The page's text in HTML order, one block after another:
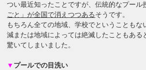
つい最近知ったことですが、伝統的なプール
ごと」が全国で消えつつあるそうです。
もちろん全ての地域、学校でということもな
減または地域によっては絶滅したこともある
驚いてしまいました。
▼ プールでの目洗い